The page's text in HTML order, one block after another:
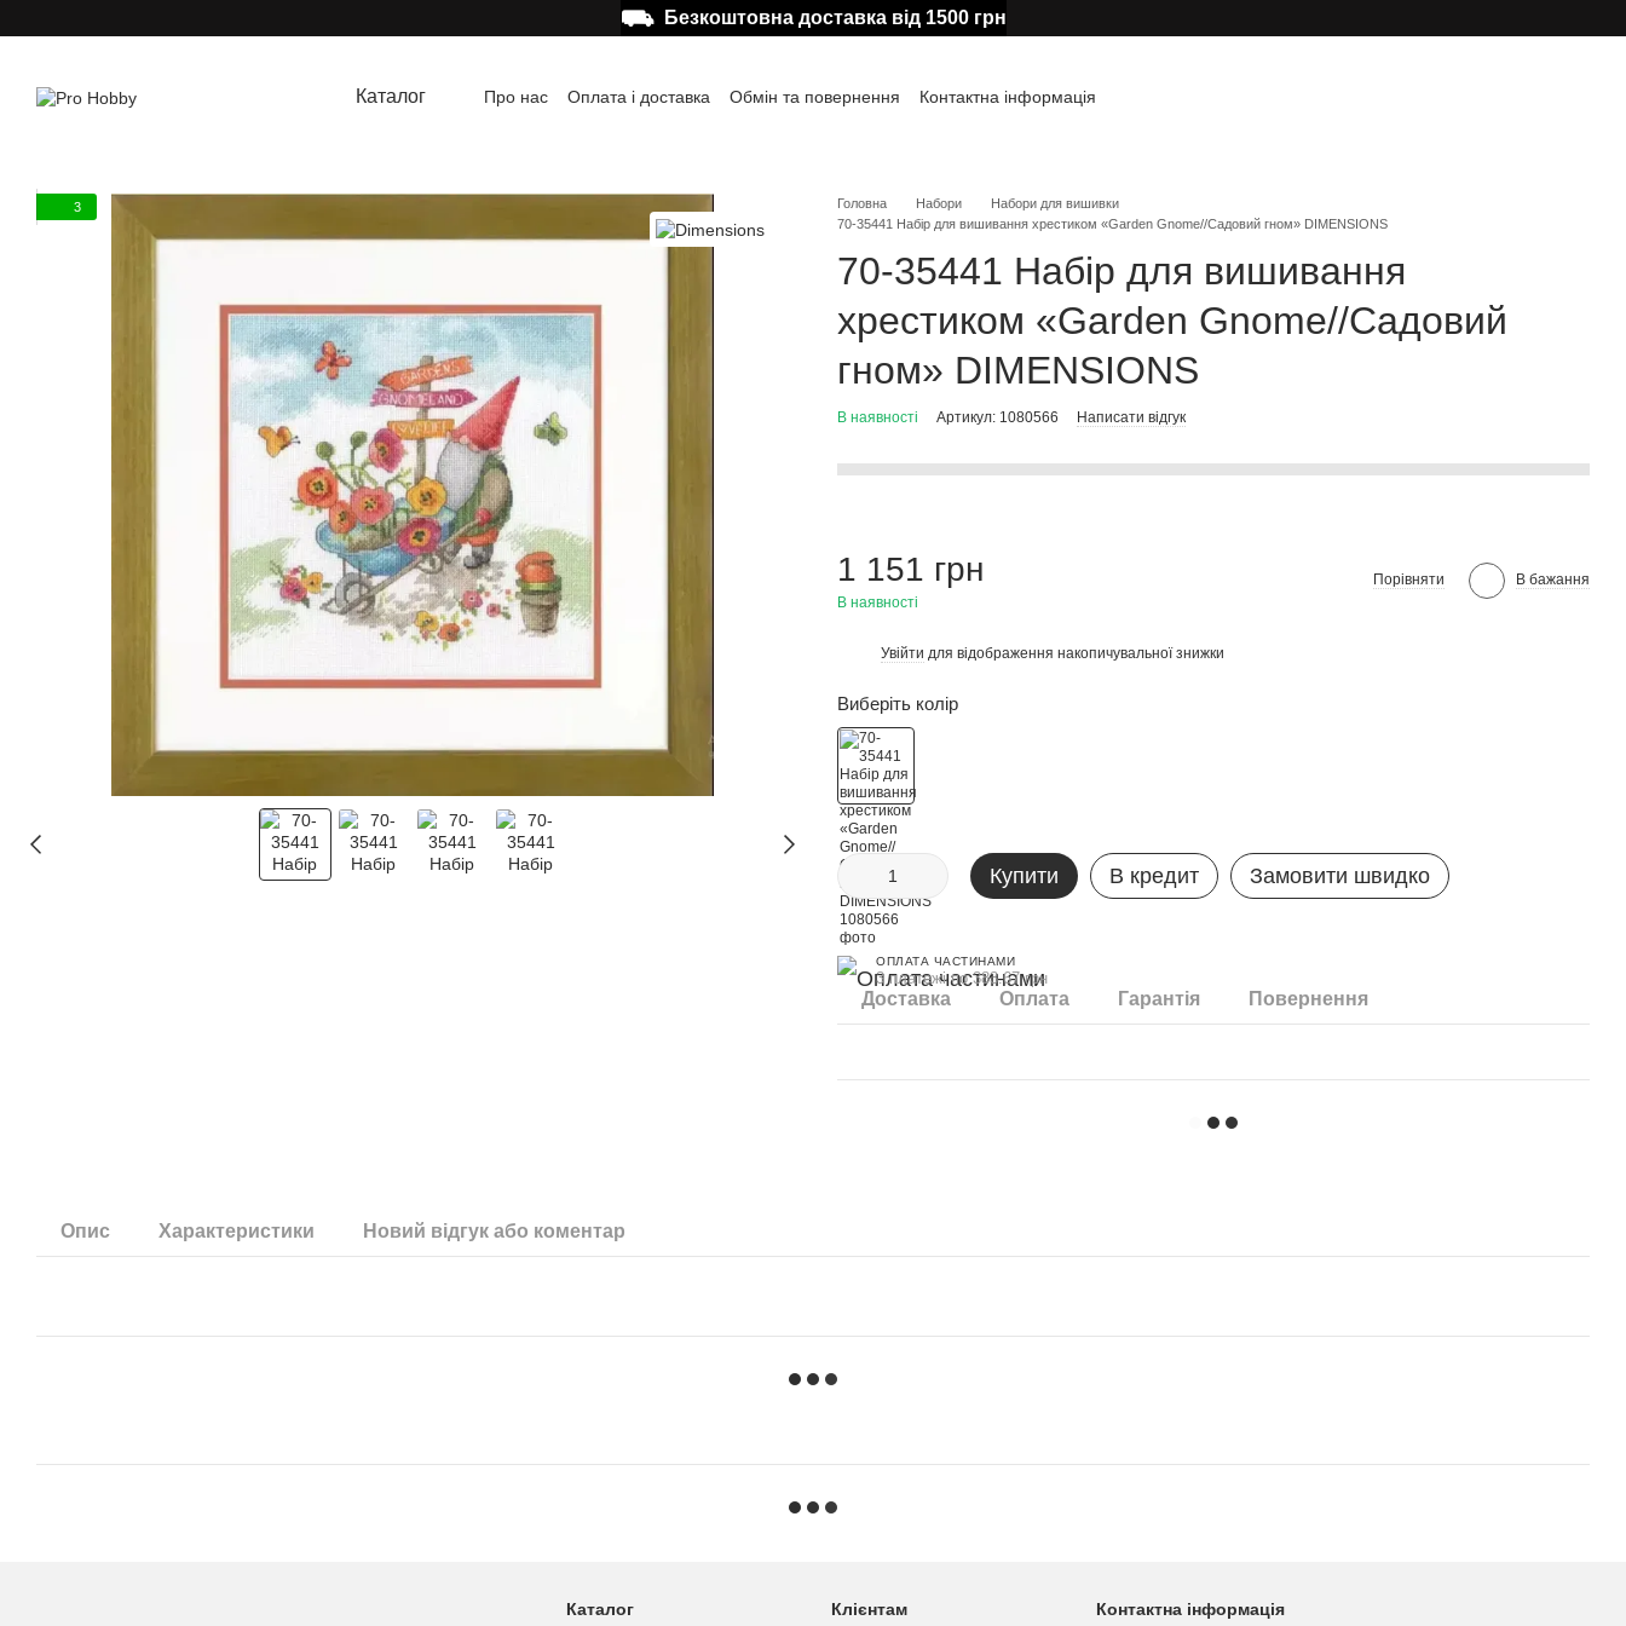
⛟ Безкоштовна доставка від 1500 грн
Каталог Про нас Оплата і доставка Обмін та повернення
Контактна інформація
3 Головна Набори
Набори для вишивки
70-35441 Набір для вишивання хрестиком «Garden Gnome//Садовий гном» DIMENSIONS
70-35441 Набір для вишивання
хрестиком «Garden Gnome//Садовий
гном» DIMENSIONS
В наявності Артикул: 1080566 Написати відгук
1 151 грн
В наявності
Порівняти В бажання
Увійти для відображення накопичувальної знижки
Виберіть колір
Купити В кредит Замовити швидко
ОПЛАТА ЧАСТИНАМИ
3 платежі по 383.67 грн
Доставка Оплата Гарантія Повернення
Опис Характеристики Новий відгук або коментар
Каталог Клієнтам Контактна інформація